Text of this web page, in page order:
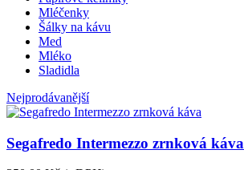
Mléčenky
Šálky na kávu
Med
Mléko
Sladidla
Nejprodávanější
Segafredo Intermezzo zrnková káva